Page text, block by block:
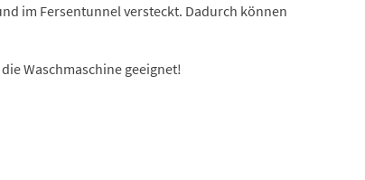
im Fersentunnel versteckt. Dadurch können
Waschmaschine geeignet!